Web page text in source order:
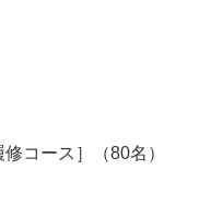
コース］（80名）